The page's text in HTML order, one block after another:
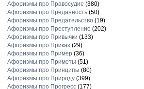
Афоризмы про Правосудие (380)
Афоризмы про Преданность(50)
Афоризмы про Предательство(19)
Афоризмы про Преступление (202)
Афоризмы про Привычки (133)
Афоризмы про Приказ (29)
Афоризмы про Пример(36)
Афоризмы про Приметы (51)
Афоризмы про Принципы (80)
Афоризмы про Природу(399)
Афоризмы про Прогресс(177)